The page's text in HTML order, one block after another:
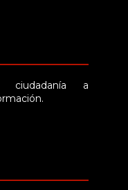
ciudadanía a